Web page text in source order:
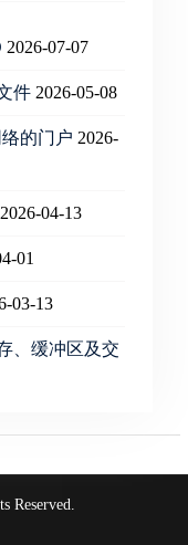
2026-07-07
件 2026-05-08
的门户 2026-
2026-04-13
01
03-13
、缓冲区及交
Reserved.